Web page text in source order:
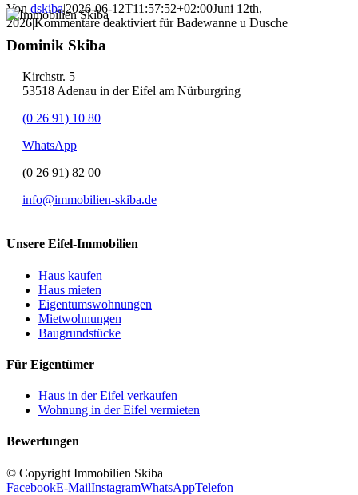
Von dskiba|2026-06-12T11:57:52+02:00Juni 12th,
2026|Kommentare deaktiviert für Badewanne u Dusche
Dominik Skiba
Kirchstr. 5
53518 Adenau in der Eifel am Nürburgring
(0 26 91) 10 80
WhatsApp
(0 26 91) 82 00
info@immobilien-skiba.de
Unsere Eifel-Immobilien
Haus kaufen
Haus mieten
Eigentumswohnungen
Mietwohnungen
Baugrundstücke
Für Eigentümer
Haus in der Eifel verkaufen
Wohnung in der Eifel vermieten
Bewertungen
© Copyright Immobilien Skiba
FacebookE-MailInstagramWhatsAppTelefon